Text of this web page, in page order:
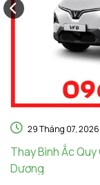
29 Tháng 07, 2026
Thay Bình Ắc
Dương